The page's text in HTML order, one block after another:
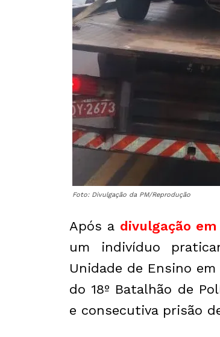
Foto: Divulgação da PM/Reprodução
Após a divulgação
um indivíduo
Unidade de Ensino
do 18º Batalhão de
e consecutiva prisão